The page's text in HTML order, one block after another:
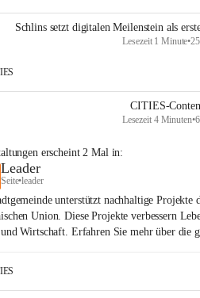
Schlins setzt digitalen Meilenstein als
Lesezeit 1 Minute•
CITIES-
Lesezeit 4 Minuten•
erscheint2 Mal in:
Leader
Seite•leader
unterstützt nachhaltige
Union. Diese Projekte verbessern
Wirtschaft. Erfahren Sie mehr über die